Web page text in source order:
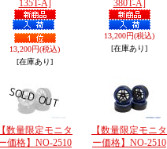
135T-A]
13,200円(税込)
[在庫あり]
380T-A]
13,200円(税込)
[在庫あり]
数量限定モニタ
価格】NO-2510
【数量限定モニタ
ー価格】NO-2510